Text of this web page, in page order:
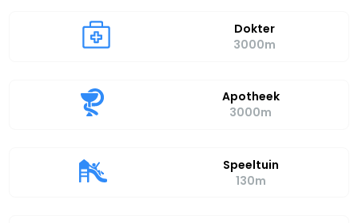
Dokter
3000m
Apotheek
3000m
Speeltuin
130m